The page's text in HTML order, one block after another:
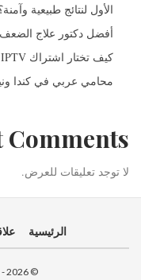
الأول لنتائج طبيعية
أفضل دكتور علاج
كيف تختار اشتراك IPTV بدون تقطيع لمشاهدة المباريات بثبات عالي؟
محامي عربي في كندا
Comments
لا توجد تعليقات للعرض.
الرئيسية
© 2026 - مذهلة. All Rights Reserved.